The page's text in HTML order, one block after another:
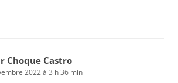
Choque Castro
2022 à 3 h 36 min